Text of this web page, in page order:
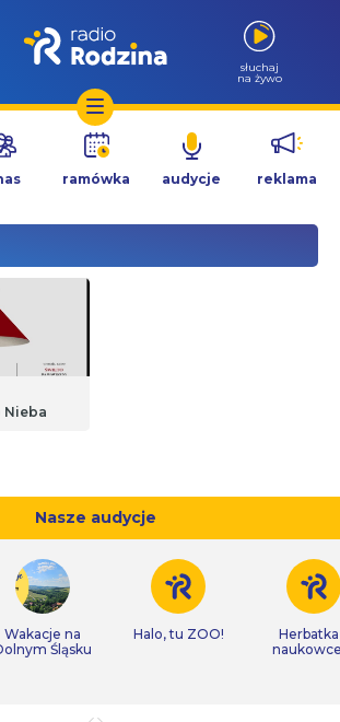
słuchaj
na żywo
ramówka audycje reklama
Nieba
Nasze audycje
Wakacje na
Śląsku
Halo, tu ZOO!